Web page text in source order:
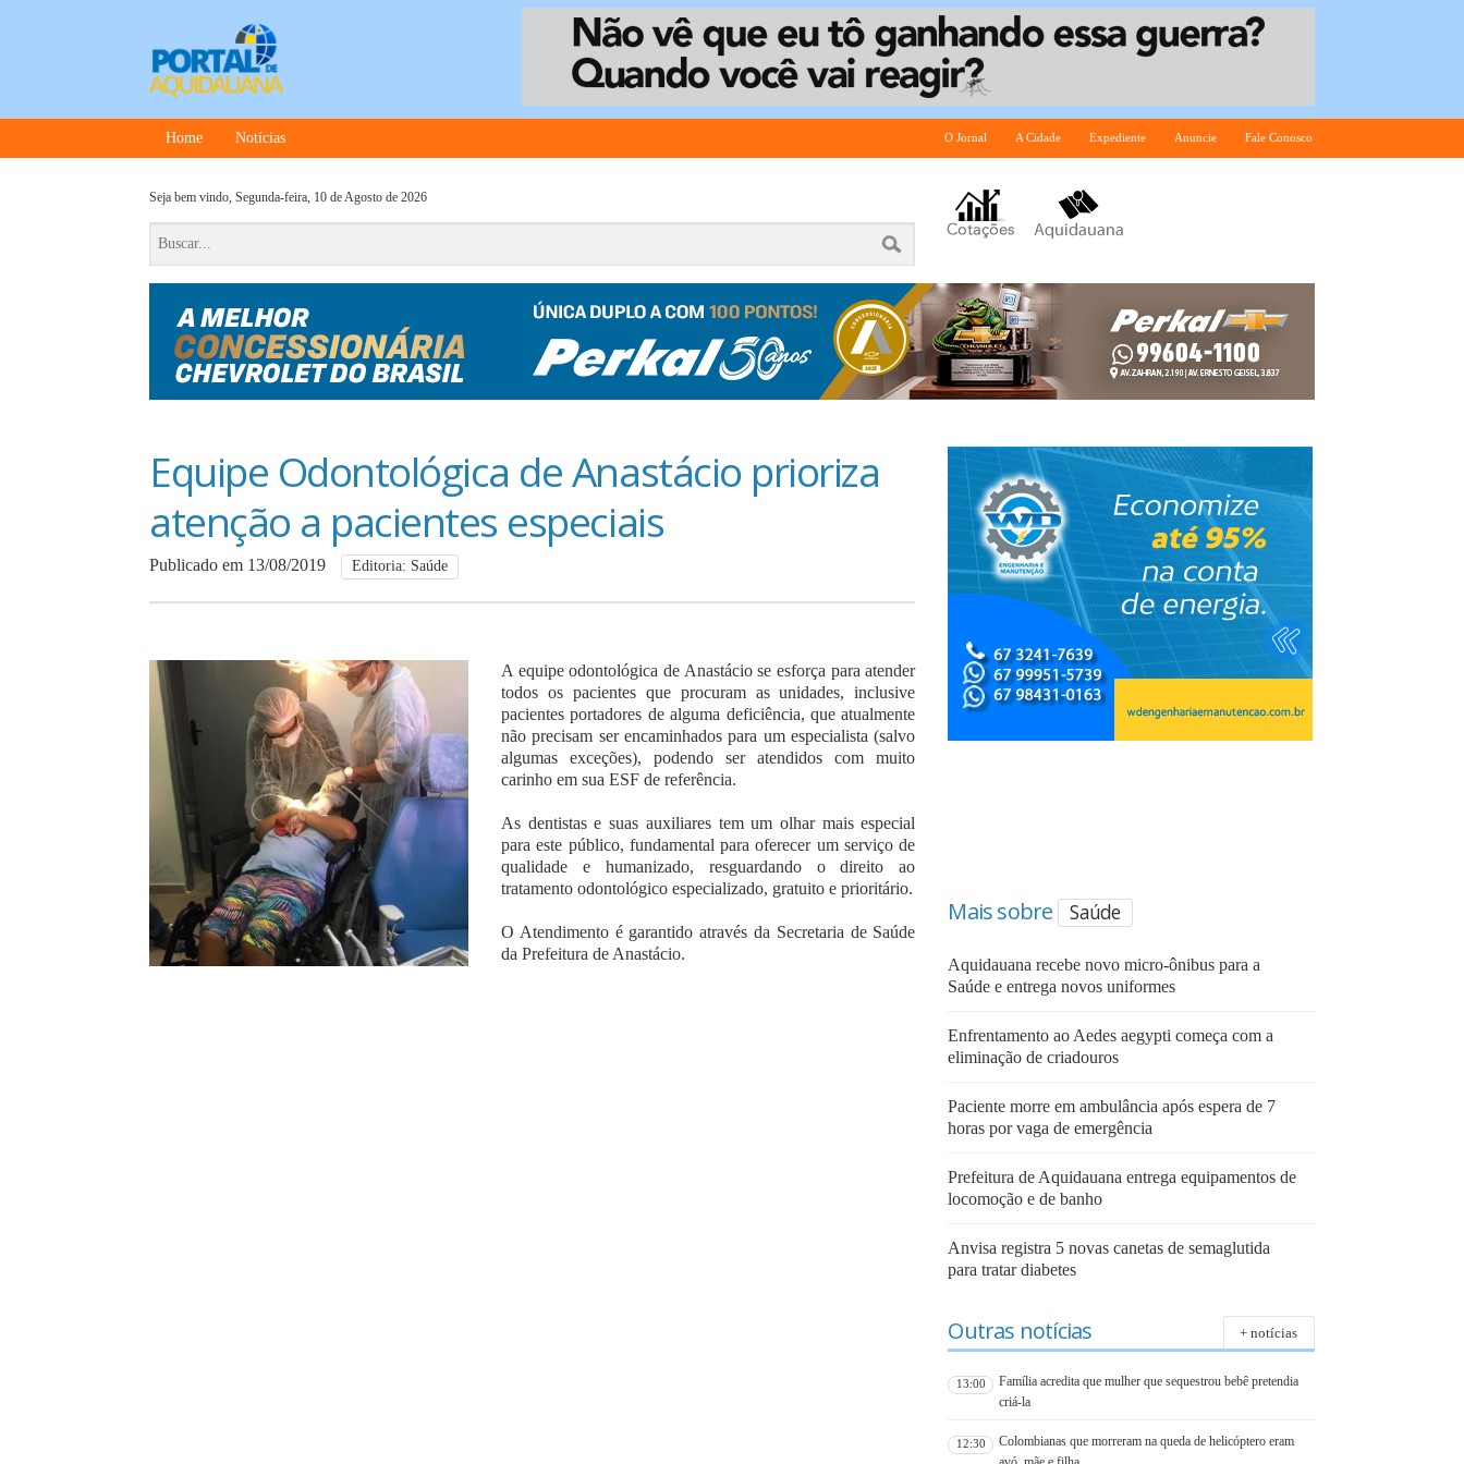
Home Notícias O Jornal A Cidade Expediente Anuncie Fale Conosco
Seja bem vindo, Segunda-feira, 10 de Agosto de 2026
Equipe Odontológica de Anastácio prioriza
atenção a pacientes especiais
Publicado em 13/08/2019 Editoria: Saúde
A equipe odontológica de Anastácio se esforça para atender
todos os pacientes que procuram as unidades, inclusive
pacientes portadores de alguma deficiência, que atualmente
não precisam ser encaminhados para um especialista (salvo
algumas exceções), podendo ser atendidos com muito
carinho em sua ESF de referência.
As dentistas e suas auxiliares tem um olhar mais especial
para este público, fundamental para oferecer um serviço de
qualidade e humanizado, resguardando o direito ao
tratamento odontológico especializado, gratuito e prioritário.
O Atendimento é garantido através da Secretaria de Saúde
da Prefeitura de Anastácio.
Mais sobre Saúde
Aquidauana recebe novo micro-ônibus para a
Saúde e entrega novos uniformes
Enfrentamento ao Aedes aegypti começa com a
eliminação de criadouros
Paciente morre em ambulância após espera de 7
horas por vaga de emergência
Prefeitura de Aquidauana entrega equipamentos de
locomoção e de banho
Anvisa registra 5 novas canetas de semaglutida
para tratar diabetes
Outras notícias + notícias
13:00
Família acredita que mulher que sequestrou bebê pretendia
criá-la
12:30
Colombianas que morreram na queda de helicóptero eram